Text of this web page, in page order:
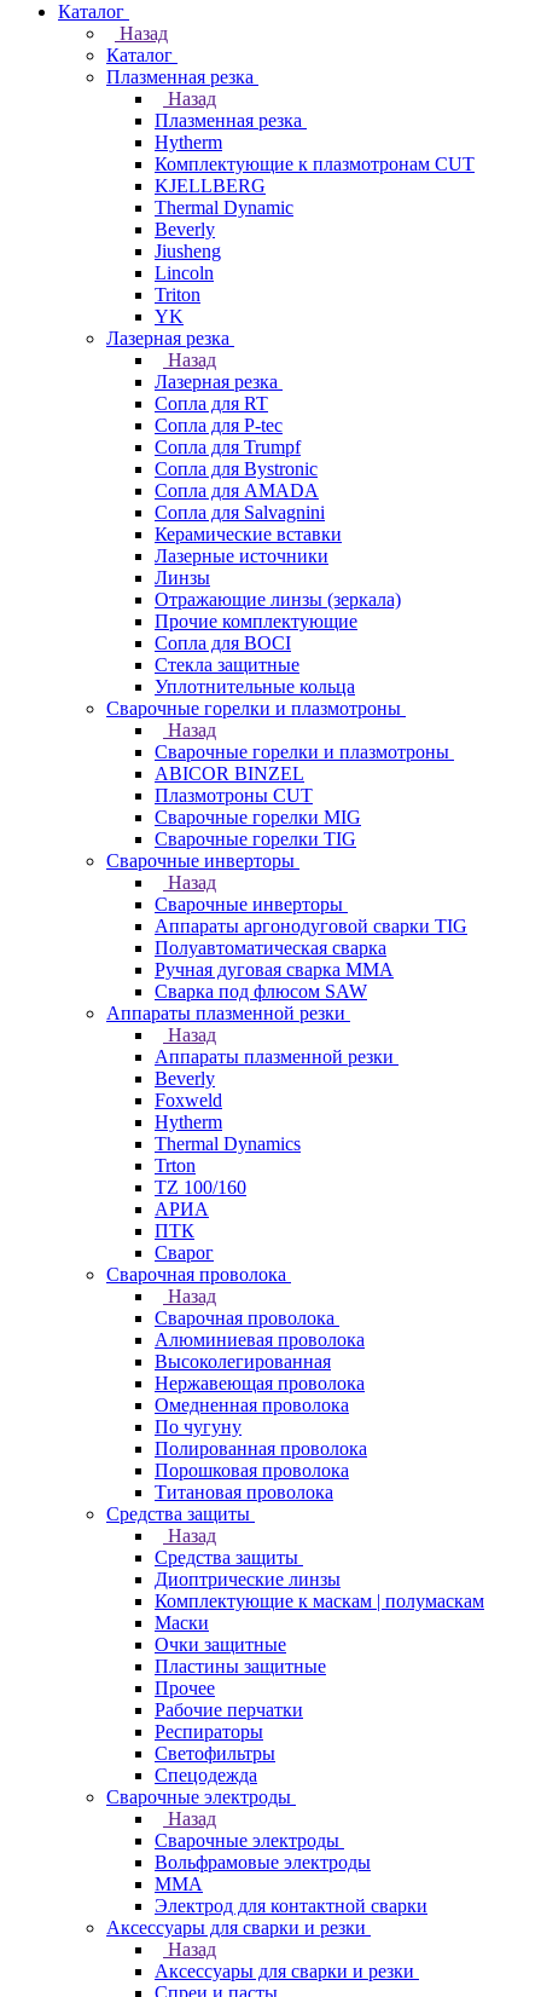
Каталог
Назад
Каталог
Плазменная резка
Назад
Плазменная резка
Hytherm
Комплектующие к плазмотронам CUT
KJELLBERG
Thermal Dynamic
Beverly
Jiusheng
Lincoln
Triton
YK
Лазерная резка
Назад
Лазерная резка
Сопла для RT
Сопла для P-tec
Сопла для Trumpf
Сопла для Bystronic
Сопла для AMADA
Сопла для Salvagnini
Керамические вставки
Лазерные источники
Линзы
Отражающие линзы (зеркала)
Прочие комплектующие
Сопла для BOCI
Стекла защитные
Уплотнительные кольца
Сварочные горелки и плазмотроны
Назад
Сварочные горелки и плазмотроны
ABICOR BINZEL
Плазмотроны CUT
Сварочные горелки MIG
Сварочные горелки TIG
Сварочные инверторы
Назад
Сварочные инверторы
Аппараты аргонодуговой сварки TIG
Полуавтоматическая сварка
Ручная дуговая сварка MMA
Сварка под флюсом SAW
Аппараты плазменной резки
Назад
Аппараты плазменной резки
Beverly
Foxweld
Hytherm
Thermal Dynamics
Trton
TZ 100/160
АРИА
ПТК
Сварог
Сварочная проволока
Назад
Сварочная проволока
Алюминиевая проволока
Высоколегированная
Нержавеющая проволока
Омедненная проволока
По чугуну
Полированная проволока
Порошковая проволока
Титановая проволока
Средства защиты
Назад
Средства защиты
Диоптрические линзы
Комплектующие к маскам | полумаскам
Маски
Очки защитные
Пластины защитные
Прочее
Рабочие перчатки
Респираторы
Светофильтры
Спецодежда
Сварочные электроды
Назад
Сварочные электроды
Вольфрамовые электроды
ММА
Электрод для контактной сварки
Аксессуары для сварки и резки
Назад
Аксессуары для сварки и резки
Спреи и пасты